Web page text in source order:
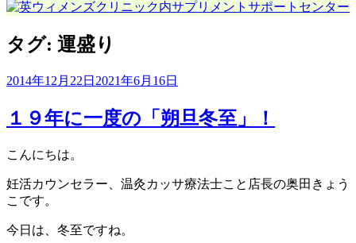
タグ: 運盛り
2014年12月22日 2021年6月16日
１９年に一度の「朔旦冬至」！
こんにちは。
妊活カウンセラー、温灸カッサ療法士こと店長の奥田きょう
こです。
今日は、冬至ですね。